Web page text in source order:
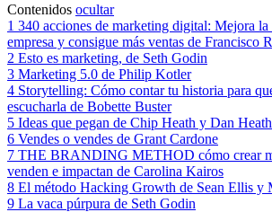
Contenidos ocultar
1 340 acciones de marketing digital: Mejora
empresa y consigue más ventas de Francisco
2 Esto es marketing, de Seth Godin
3 Marketing 5.0 de Philip Kotler
4 Storytelling: Cómo contar tu historia para
escucharla de Bobette Buster
5 Ideas que pegan de Chip Heath y Dan Heath
6 Vendes o vendes de Grant Cardone
7 THE BRANDING METHOD cómo crear
venden e impactan de Carolina Kairos
8 El método Hacking Growth de Sean Ellis y
9 La vaca púrpura de Seth Godin